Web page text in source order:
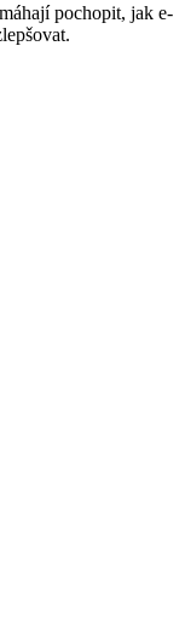
pochopit, jak e-